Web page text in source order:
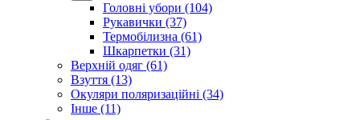
Головні убори (104)
Рукавички (37)
Термобілизна (61)
Шкарпетки (31)
Верхній одяг (61)
Взуття (13)
Окуляри поляризаційні (34)
Інше (11)